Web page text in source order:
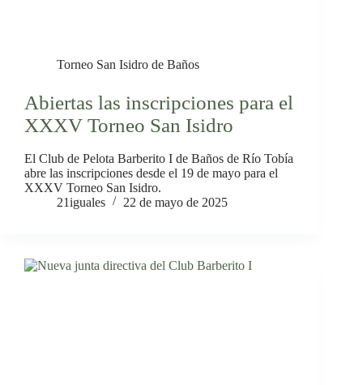
Torneo San Isidro de Baños
Abiertas las inscripciones para el
XXXV Torneo San Isidro
El Club de Pelota Barberito I de Baños de Río Tobía
abre las inscripciones desde el 19 de mayo para el
XXXV Torneo San Isidro.
21iguales
22 de mayo de 2025